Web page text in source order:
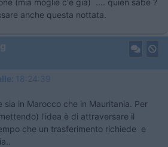
(mia moglie c'è già) .... quien sabe ?
anche questa nottata.
18:24:39
sia in Marocco che in Mauritania. Per
l'idea è di attraversare il
che un trasferimento richiede e